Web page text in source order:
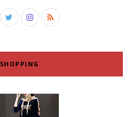
SHOPPING